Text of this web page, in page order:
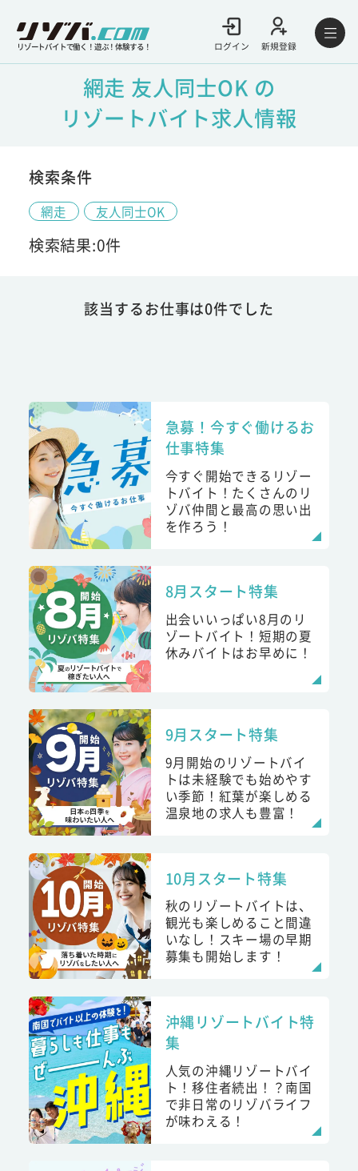
リゾートバイトで働く！遊ぶ！体験する！ ログイン 新規登録
網走 友人同士OK の
リゾートバイト求人情報
検索条件
網走 友人同士OK
検索結果:0件
該当するお仕事は0件でした
急募！今すぐ働けるお
仕事特集
今すぐ開始できるリゾー
トバイト！たくさんのリ
ゾバ仲間と最高の思い出
を作ろう！
8月スタート特集
出会いいっぱい8月のリ
ゾートバイト！短期の夏
休みバイトはお早めに！
9月スタート特集
9月開始のリゾートバイ
トは未経験でも始めやす
い季節！紅葉が楽しめる
温泉地の求人も豊富！
10月スタート特集
秋のリゾートバイトは、
観光も楽しめること間違
いなし！スキー場の早期
募集も開始します！
沖縄リゾートバイト特
集
人気の沖縄リゾートバイ
ト！移住者続出！？南国
で非日常のリゾバライフ
が味わえる！